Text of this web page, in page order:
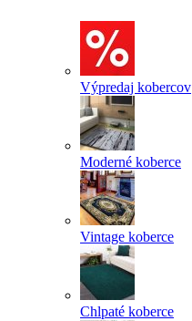
Výpredaj kobercov
Moderné koberce
Vintage koberce
Chlpaté koberce